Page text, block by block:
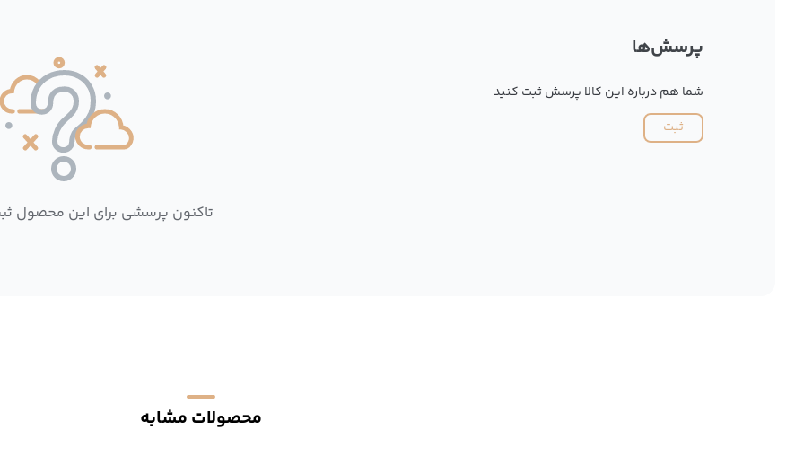
پرسش‌ها
شما هم درباره این کالا پرسش ثبت کنید
ثبت
تاکنون پرسشی برای این محصول
محصولات مشابه